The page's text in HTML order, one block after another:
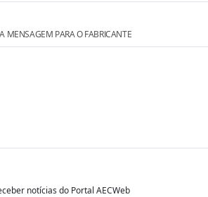
MENSAGEM PARA O FABRICANTE
notícias do Portal AECWeb